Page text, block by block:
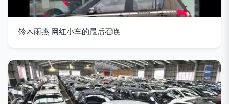
铃木雨燕 网红小车的最后召唤